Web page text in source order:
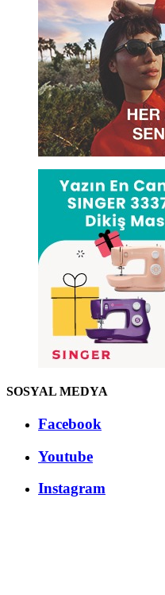
SOSYAL MEDYA
Facebook
Youtube
Instagram